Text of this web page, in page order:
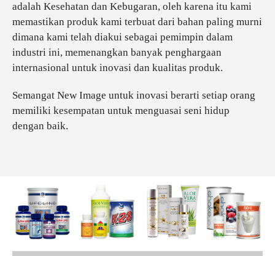
adalah Kesehatan dan Kebugaran, oleh karena itu kami
memastikan produk kami terbuat dari bahan paling murni
dimana kami telah diakui sebagai pemimpin dalam
industri ini, memenangkan banyak penghargaan
internasional untuk inovasi dan kualitas produk.
Semangat New Image untuk inovasi berarti setiap orang
memiliki kesempatan untuk menguasai seni hidup
dengan baik.